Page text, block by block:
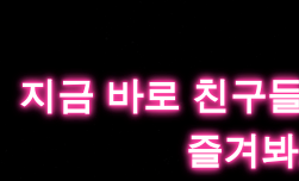
지금 바로 친구
즐겨
지금 바로 친구
즐겨